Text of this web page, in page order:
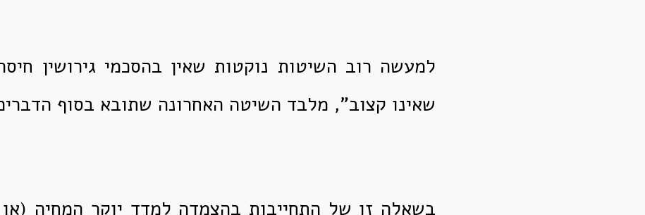
למעשה רוב השיטות נוקטות שאין בהסכמי גירושין
שאינו קצוב", מלבד השיטה האחרונה שתובא בסוף
בשאלה זו של התחייבות בהצמדה למדד יוקר המחיה (או